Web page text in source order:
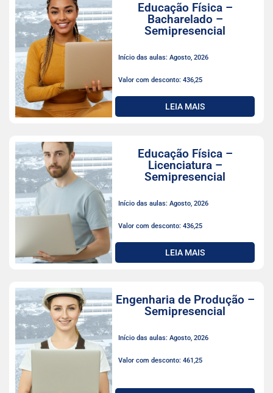
Educação Física –
Bacharelado –
Semipresencial
Início das aulas: Agosto, 2026
Valor com desconto: 436,25
LEIA MAIS
Educação Física –
Licenciatura –
Semipresencial
Início das aulas: Agosto, 2026
Valor com desconto: 436,25
LEIA MAIS
Engenharia de Produção –
Semipresencial
Início das aulas: Agosto, 2026
Valor com desconto: 461,25